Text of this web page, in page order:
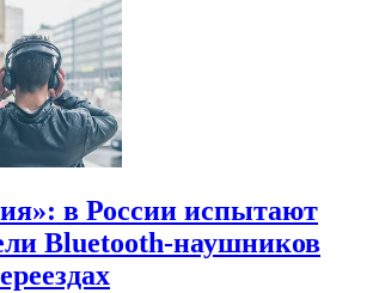
в России испытают
Bluetooth-наушников